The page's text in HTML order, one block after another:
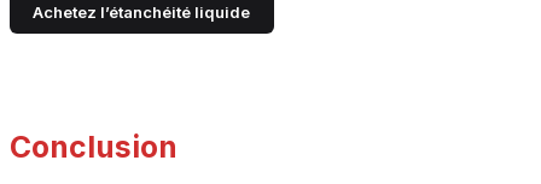
Achetez l’étanchéité liquide
Conclusion